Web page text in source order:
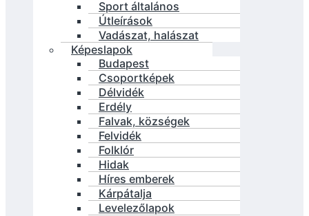
Sport általános
Útleírások
Vadászat, halászat
Képeslapok
Budapest
Csoportképek
Délvidék
Erdély
Falvak, községek
Felvidék
Folklór
Hidak
Híres emberek
Kárpátalja
Levelezőlapok